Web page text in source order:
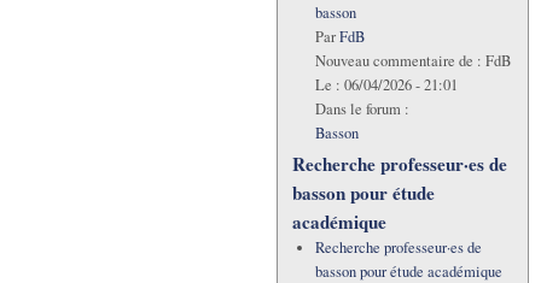
basson
ParFdB
Nouveau commentaire de : FdB
Le : 06/04/2026 - 21:01
Dans le forum :
Basson
Recherche professeur·es de
basson pour étude
académique
Recherche professeur·es de
basson pour étude académique